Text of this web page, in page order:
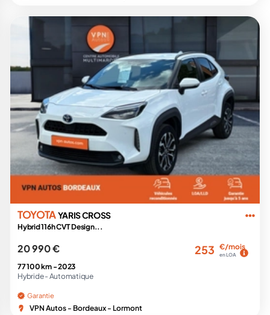
TOYOTAYARIS CROSS
Hybrid 116h CVT Design...
20 990 € 253 €/mois
en LOA
77 100 km -2023
Hybride - Automatique
Garantie
VPN Autos - Bordeaux - Lormont